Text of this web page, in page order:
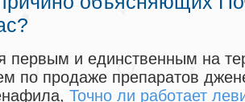
и единственным на
по продаже препаратов
, Точно ли работает